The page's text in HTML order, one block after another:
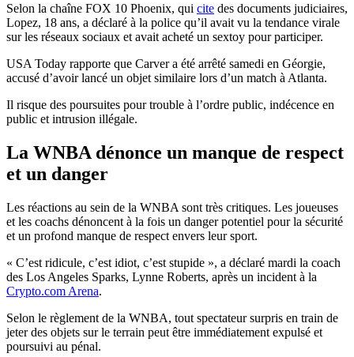
Selon la chaîne FOX 10 Phoenix, qui cite des documents judiciaires,
Lopez, 18 ans, a déclaré à la police qu’il avait vu la tendance virale
sur les réseaux sociaux et avait acheté un sextoy pour participer.
USA Today rapporte que Carver a été arrêté samedi en Géorgie,
accusé d’avoir lancé un objet similaire lors d’un match à Atlanta.
Il risque des poursuites pour trouble à l’ordre public, indécence en
public et intrusion illégale.
La WNBA dénonce un manque de respect
et un danger
Les réactions au sein de la WNBA sont très critiques. Les joueuses
et les coachs dénoncent à la fois un danger potentiel pour la sécurité
et un profond manque de respect envers leur sport.
« C’est ridicule, c’est idiot, c’est stupide », a déclaré mardi la coach
des Los Angeles Sparks, Lynne Roberts, après un incident à la
Crypto.com Arena.
Selon le règlement de la WNBA, tout spectateur surpris en train de
jeter des objets sur le terrain peut être immédiatement expulsé et
poursuivi au pénal.